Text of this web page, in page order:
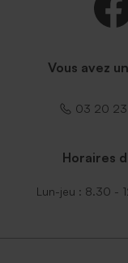
Vous avez
03 20
Horaires
Lun-jeu : 8.30 -